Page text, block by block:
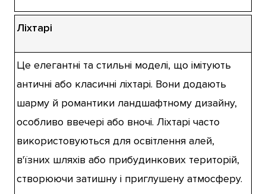
Ліхтарі
Це елегантні та стильні моделі, що імітують
античні або класичні ліхтарі. Вони додають
шарму й романтики ландшафтному дизайну,
особливо ввечері або вночі. Ліхтарі часто
використовуються для освітлення алей,
в'їзних шляхів або прибудинкових територій,
створюючи затишну і приглушену атмосферу.